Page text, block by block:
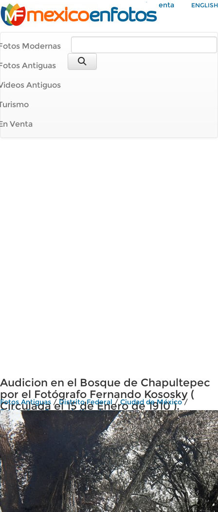
Mi Cuenta ENGLISH
Modernas
Antiguas
Antiguos
Venta
Audicion en el Bosque de Chapultepec
por el Fotógrafo Fernando Kososky (
Circulada el 15 de Enero de 1910 ).
Fotos Antiguas /Distrito Federal/Ciudad de México/
Fotógrafos/Fernando Kososky